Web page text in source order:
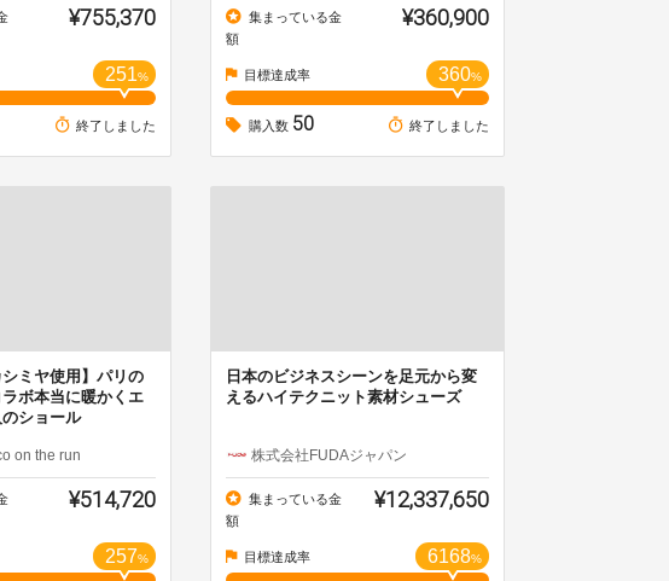
¥755,370
251%
終了しました
集まっている金
額
¥360,900
目標達成率 360%
購入数 50 終了しました
シミヤ使用】パリの
ボ本当に暖かくエ
ショール
on the run
¥514,720
257%
日本のビジネスシーンを足元から変
えるハイテクニット素材シューズ
株式会社FUDAジャパン
集まっている金
額
¥12,337,650
目標達成率 6168%